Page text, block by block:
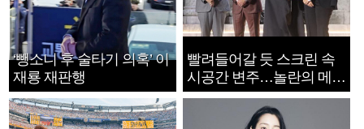
‘뺑소니 후 술타기 의혹’ 이
재룡 재판행
빨려들어갈 듯 스크린 속
시공간 변주…놀란의 메시
지는 ‘전쟁 속죄’